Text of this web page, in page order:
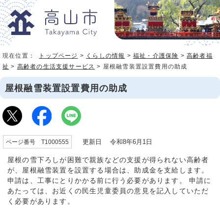
現在位置： トップページ > くらしの情報 >福祉・介護保険 >高齢者福
祉 > 高齢者の生活支援サービス > 屋根融雪装置設置費用の助成
屋根融雪装置設置費用の助成
ページ番号 T1000555 更新日 令和8年6月1日
屋根の雪下ろしが困難で親族などの支援が得られない高齢者
が、屋根融雪装置を設置する場合は、助成金を支給します。
申請は、工事にとりかかる前に行う必要があります。 申請に
あたっては、お近くの民生児童委員の意見を記入していただ
く必要があります。